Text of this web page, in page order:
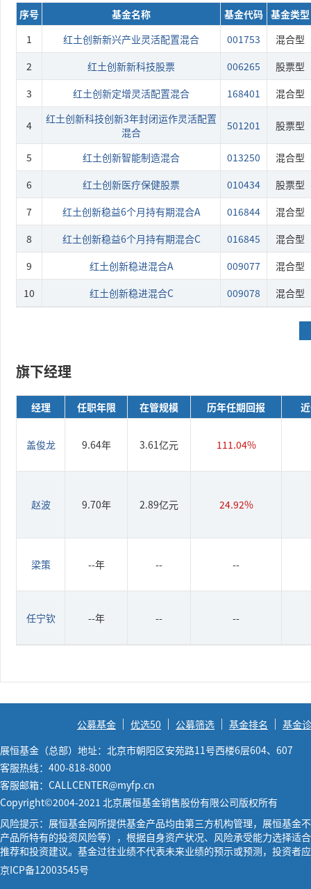
序号 基金名称 基金代码 基金类型
1
红土创新新兴产业灵活配置混合 001753
混合型
2
红土创新新科技股票 006265
股票型
3
红土创新定增灵活配置混合 168401 混合型
4
红土创新科技创新3年封闭运作灵活配置
混合
501201 股票型
5 红土创新智能制造混合 013250
混合型
6
红土创新医疗保健股票 010434
股票型
7
红土创新稳益6个月持有期混合A 016844
混合型
8
红土创新稳益6个月持有期混合C 016845
混合型
9
红土创新稳进混合A 009077
混合型
10
红土创新稳进混合C 009078 混合型
旗下经理
经理 任职年限 在管规模 历年任期回报
盖俊龙 9.64年 3.61亿元 111.04%
赵波 9.70年 2.89亿元 24.92%
梁策 --年 -- --
任宁钦 --年 -- --
公募基金 优选50 公募筛选 基金排名
基金
展恒基金（总部）地址：北京市朝阳区安苑路11号西楼6层604、607
客服热线：400-818-8000
客服邮箱：CALLCENTER@myfp.cn
Copyright©2004-2021 北京展恒基金销售股份有限公司版权所有
风险提示：展恒基金网所提供基金产品均由第三方机构管理，展恒基
产品所特有的投资风险等），根据自身资产状况、风险承受能力选择
推荐和投资建议。基金过往业绩不代表未来业绩的预示或预测，投资者
京ICP备12003545号